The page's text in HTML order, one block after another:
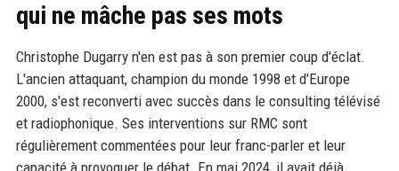
qui ne mâche pas ses mots
Christophe Dugarry n'en est pas à son premier coup d'éclat.
L'ancien attaquant, champion du monde 1998 et d'Europe
2000, s'est reconverti avec succès dans le consulting télévisé
et radiophonique. Ses interventions sur RMC sont
régulièrement commentées pour leur franc-parler et leur